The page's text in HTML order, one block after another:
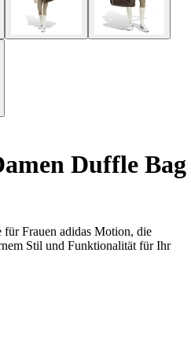
Duffle Bag
Frauen adidas Motion, die
Stil und Funktionalität für Ihr